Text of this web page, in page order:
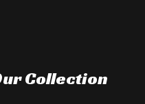
Collection